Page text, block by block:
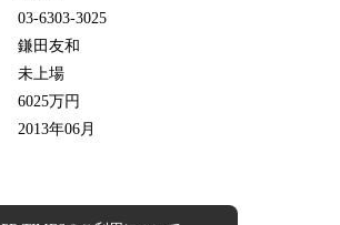
03-6303-3025
鎌田友和
未上場
6025万円
2013年06月